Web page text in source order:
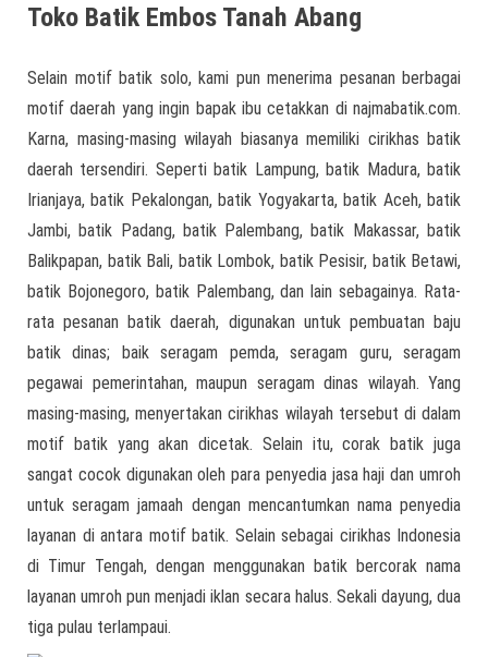
Toko Batik Embos Tanah Abang
Selain motif batik solo, kami pun menerima pesanan berbagai
motif daerah yang ingin bapak ibu cetakkan di najmabatik.com.
Karna, masing-masing wilayah biasanya memiliki cirikhas batik
daerah tersendiri. Seperti batik Lampung, batik Madura, batik
Irianjaya, batik Pekalongan, batik Yogyakarta, batik Aceh, batik
Jambi, batik Padang, batik Palembang, batik Makassar, batik
Balikpapan, batik Bali, batik Lombok, batik Pesisir, batik Betawi,
batik Bojonegoro, batik Palembang, dan lain sebagainya. Rata-
rata pesanan batik daerah, digunakan untuk pembuatan baju
batik dinas; baik seragam pemda, seragam guru, seragam
pegawai pemerintahan, maupun seragam dinas wilayah. Yang
masing-masing, menyertakan cirikhas wilayah tersebut di dalam
motif batik yang akan dicetak. Selain itu, corak batik juga
sangat cocok digunakan oleh para penyedia jasa haji dan umroh
untuk seragam jamaah dengan mencantumkan nama penyedia
layanan di antara motif batik. Selain sebagai cirikhas Indonesia
di Timur Tengah, dengan menggunakan batik bercorak nama
layanan umroh pun menjadi iklan secara halus. Sekali dayung, dua
tiga pulau terlampaui.